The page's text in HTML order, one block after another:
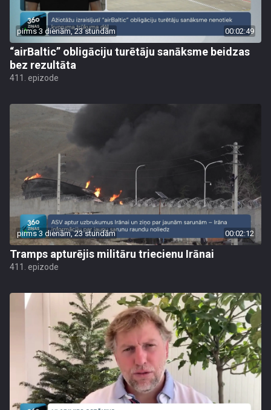
pirms 3 dienām, 23 stundām 00:02:49
“airBaltic” obligāciju turētāju sanāksme beidzas
bez rezultāta
411. epizode
pirms 3 dienām, 23 stundām 00:02:12
Tramps apturējis militāru triecienu Irānai
411. epizode